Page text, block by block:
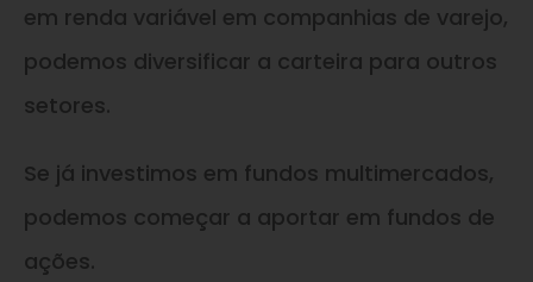
em renda variável em companhias de varejo,
podemos diversificar a carteira para outros
setores.
Se já investimos em fundos multimercados,
podemos começar a aportar em fundos de
ações.